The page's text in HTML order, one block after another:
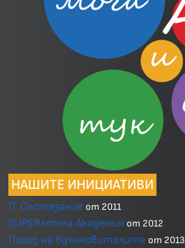
НАШИТЕ ИНИЦИАТИВИ
IT Състезание от 2011
SUPERлятна Академия от 2012
Поход на вдъхновителите от 2013